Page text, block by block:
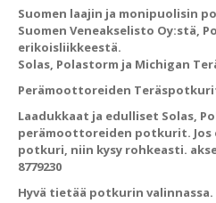
Suomen laajin ja monipuolisin
Suomen Veneakselisto Oy:stä,
erikoisliikkeestä.
Solas, Polastorm ja Michigan
Perämoottoreiden
Laadukkaat ja edulliset Solas,
perämoottoreiden potkurit. Jos
potkuri, niin kysy rohkeasti.
8779230
Hyvä tietää potkurin valinnassa.